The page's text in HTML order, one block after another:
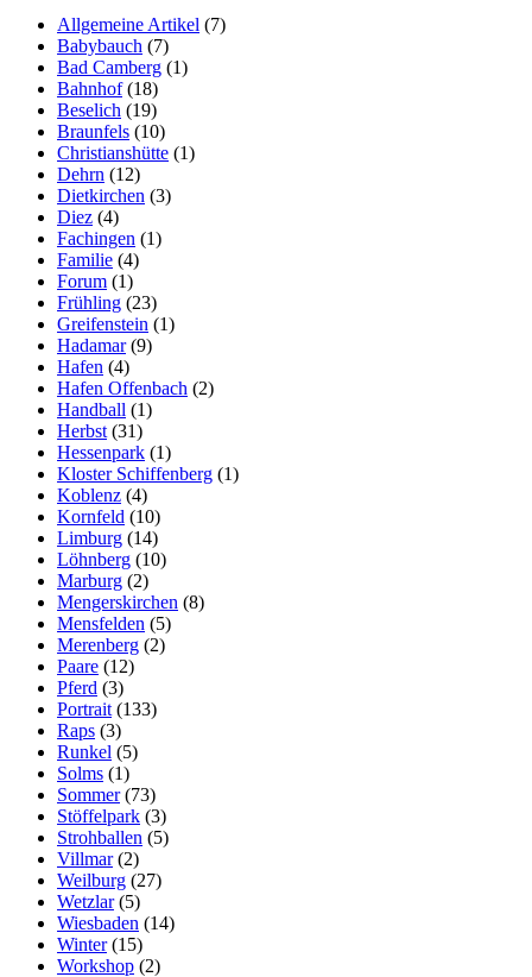
Allgemeine Artikel (7)
Babybauch (7)
Bad Camberg (1)
Bahnhof(18)
Beselich (19)
Braunfels (10)
Christianshütte (1)
Dehrn (12)
Dietkirchen (3)
Diez (4)
Fachingen (1)
Familie (4)
Forum (1)
Frühling (23)
Greifenstein (1)
Hadamar(9)
Hafen (4)
Hafen Offenbach (2)
Handball (1)
Herbst (31)
Hessenpark (1)
Kloster Schiffenberg (1)
Koblenz (4)
Kornfeld (10)
Limburg (14)
Löhnberg (10)
Marburg (2)
Mengerskirchen (8)
Mensfelden (5)
Merenberg (2)
Paare (12)
Pferd (3)
Portrait (133)
Raps (3)
Runkel (5)
Solms (1)
Sommer(73)
Stöffelpark (3)
Strohballen (5)
Villmar(2)
Weilburg (27)
Wetzlar(5)
Wiesbaden (14)
Winter(15)
Workshop (2)